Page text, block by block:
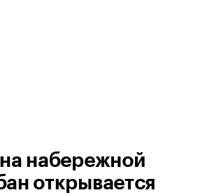
набережной
открывается